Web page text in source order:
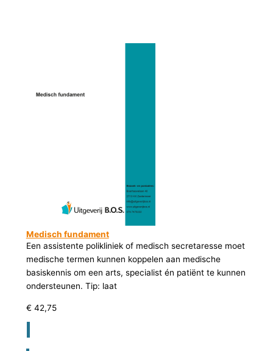
Medisch fundament
Een assistente polikliniek of medisch secretaresse moet
medische termen kunnen koppelen aan medische
basiskennis om een arts, specialist én patiënt te kunnen
ondersteunen. Tip: laat
€ 42,75